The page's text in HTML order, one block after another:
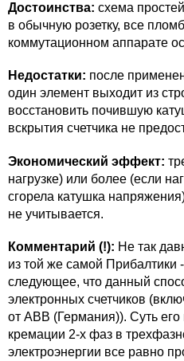
Достоинства: схема
в обычную розетку, все
коммутационном аппарате
Недостатки: после
один элемент выходит из
восстановить почившую
вскрытия счетчика не
Экономический эффект:
нагрузке) или более (если
сгорела катушка
не учитывается.
Комментарий (!): Не так
из той же самой
следующее, что данный
электронных счетчиков
от АВВ (Германия)). Суть его
кремации 2-х фаз в
электроэнергии все равно